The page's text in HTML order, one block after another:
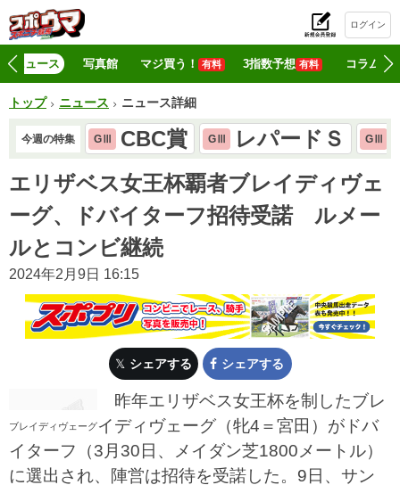
ログイン
ニュース 写真館 マジ買う！ 有料 3指数予想 有料 コラム
トップ ニュース ニュース詳細
今週の特集 GⅢ CBC賞 GⅢ レパードＳ GⅢ
エリザベス女王杯覇者ブレイディヴェ
ーグ、ドバイターフ招待受諾 ルメー
ルとコンビ継続
2024年2月9日 16:15
シェアする シェアする
ブレイディヴェーグ
昨年エリザベス女王杯を制したブレ
イディヴェーグ（牝4＝宮田）がドバ
イターフ（3月30日、メイダン芝1800メートル）
に選出され、陣営は招待を受諾した。9日、サン